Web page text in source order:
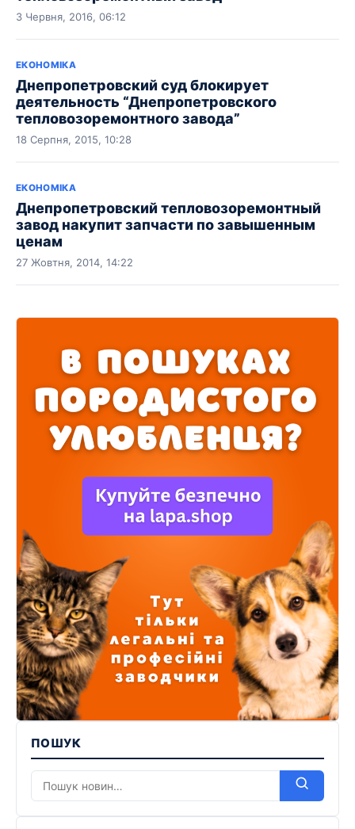
3 Червня, 2016, 06:12
ЕКОНОМІКА
Днепропетровский суд блокирует
деятельность “Днепропетровского
тепловозоремонтного завода”
18 Серпня, 2015, 10:28
ЕКОНОМІКА
Днепропетровский тепловозоремонтный
завод накупит запчасти по завышенным
ценам
27 Жовтня, 2014, 14:22
ПОШУК